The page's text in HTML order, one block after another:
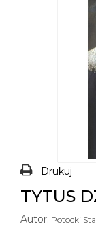
Drukuj
TYTUS
Autor: Potocki